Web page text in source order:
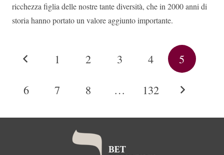
ricchezza figlia delle nostre tante diversità, che in 2000 anni di
storia hanno portato un valore aggiunto importante.
1 2 3 4 5
6 7 8 … 132